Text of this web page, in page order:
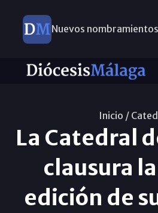
Nuevos nombramientos
Inicio /
La Catedral
clausura
edición de